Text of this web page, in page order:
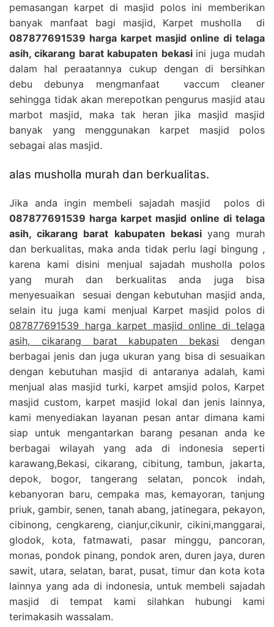
pemasangan karpet di masjid polos ini memberikan
banyak manfaat bagi masjid, Karpet musholla di
087877691539 harga karpet masjid online di telaga
asih, cikarang barat kabupaten bekasi ini juga mudah
dalam hal peraatannya cukup dengan di bersihkan
debu debunya mengmanfaat vaccum cleaner
sehingga tidak akan merepotkan pengurus masjid atau
marbot masjid, maka tak heran jika masjid masjid
banyak yang menggunakan karpet masjid polos
sebagai alas masjid.
alas musholla murah dan berkualitas.
Jika anda ingin membeli sajadah masjid polos di
087877691539 harga karpet masjid online di telaga
asih, cikarang barat kabupaten bekasi yang murah
dan berkualitas, maka anda tidak perlu lagi bingung ,
karena kami disini menjual sajadah musholla polos
yang murah dan berkualitas anda juga bisa
menyesuaikan sesuai dengan kebutuhan masjid anda,
selain itu juga kami menjual Karpet masjid polos di
087877691539 harga karpet masjid online di telaga
asih, cikarang barat kabupaten bekasi dengan
berbagai jenis dan juga ukuran yang bisa di sesuaikan
dengan kebutuhan masjid di antaranya adalah, kami
menjual alas masjid turki, karpet amsjid polos, Karpet
masjid custom, karpet masjid lokal dan jenis lainnya,
kami menyediakan layanan pesan antar dimana kami
siap untuk mengantarkan barang pesanan anda ke
berbagai wilayah yang ada di indonesia seperti
karawang,Bekasi, cikarang, cibitung, tambun, jakarta,
depok, bogor, tangerang selatan, poncok indah,
kebanyoran baru, cempaka mas, kemayoran, tanjung
priuk, gambir, senen, tanah abang, jatinegara, pekayon,
cibinong, cengkareng, cianjur,cikunir, cikini,manggarai,
glodok, kota, fatmawati, pasar minggu, pancoran,
monas, pondok pinang, pondok aren, duren jaya, duren
sawit, utara, selatan, barat, pusat, timur dan kota kota
lainnya yang ada di indonesia, untuk membeli sajadah
masjid di tempat kami silahkan hubungi kami
terimakasih wassalam.